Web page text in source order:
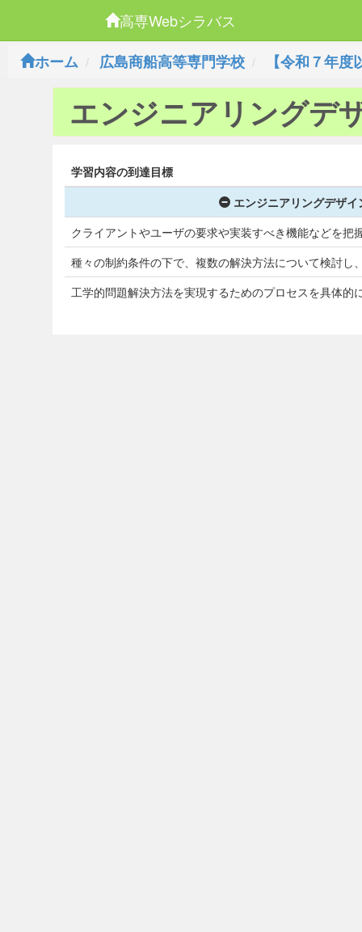
高専Webシラバス
ホーム
広島商船高等専門学校 【令和７年
エンジニアリングデ
学習内容の到達目標
エンジニアリングデザ
クライアントやユーザの要求や実装すべき機能などを把
種々の制約条件の下で、複数の解決方法について検討
工学的問題解決方法を実現するためのプロセスを具体的